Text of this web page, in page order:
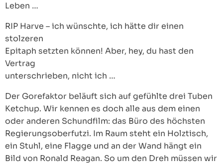
Leben …
RIP Harve – ich wünschte, ich hätte dir einen
stolzeren
Epitaph setzten können! Aber, hey, du hast den
Vertrag
unterschrieben, nicht ich …
Der Gorefaktor beläuft sich auf gefühlte drei Tuben
Ketchup. Wir kennen es doch alle aus dem einen
oder anderen Schundfilm: das Büro des höchsten
Regierungsoberfutzi. Im Raum steht ein Holztisch,
ein Stuhl, eine Flagge und an der Wand hängt ein
Bild von Ronald Reagan. So um den Dreh müssen wir